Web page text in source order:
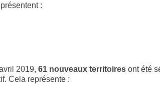
:
2019, 61 nouveaux territoires ont été
Cela représente :